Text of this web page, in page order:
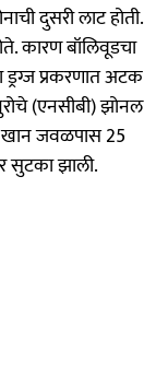
दुसरी लाट होती.
कारण बॉलिवूडचा
प्रकरणात अटक
(एनसीबी) झोनल
खान जवळपास 25
सुटका झाली.